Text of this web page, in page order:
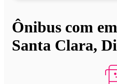
Ônibus com
Santa Clara,